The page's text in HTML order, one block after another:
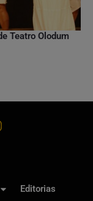
Teatro Olodum
Editorias